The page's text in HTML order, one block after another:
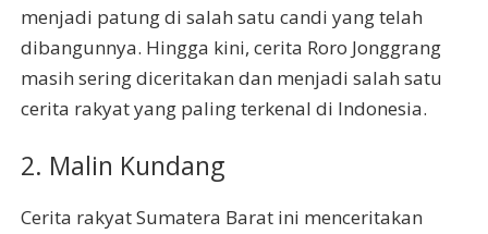
menjadi patung di salah satu candi yang telah
dibangunnya. Hingga kini, cerita Roro Jonggrang
masih sering diceritakan dan menjadi salah satu
cerita rakyat yang paling terkenal di Indonesia.
2. Malin Kundang
Cerita rakyat Sumatera Barat ini menceritakan